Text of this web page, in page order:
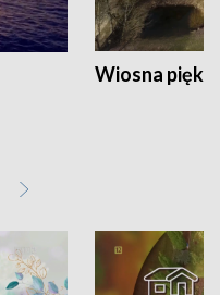
Wiosna